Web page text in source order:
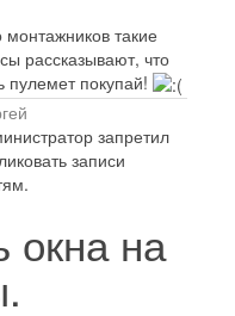
монтажников такие
рассказывают, что
пулемет покупай!
запретил
записи
окна на